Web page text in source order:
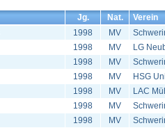
Jg. Nat.
Verein
1998 MV
1998 MV
LG
1998 MV
1998 MV
HSG
1998 MV
LAC
1998 MV
1998 MV